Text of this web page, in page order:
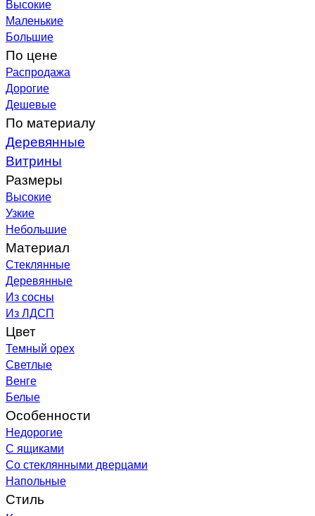
Высокие
Маленькие
Большие
По цене
Распродажа
Дорогие
Дешевые
По материалу
Деревянные
Витрины
Размеры
Высокие
Узкие
Небольшие
Материал
Стеклянные
Деревянные
Из сосны
Из ЛДСП
Цвет
Темный орех
Светлые
Венге
Белые
Особенности
Недорогие
С ящиками
Со стеклянными дверцами
Напольные
Стиль